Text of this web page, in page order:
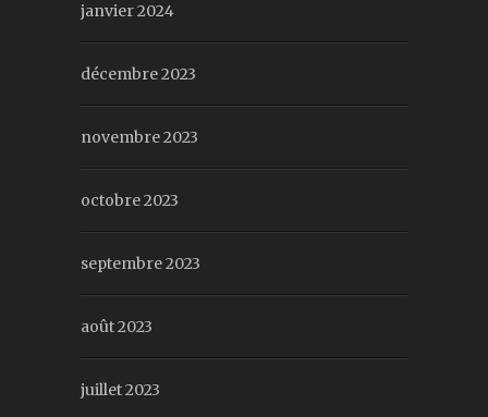
janvier 2024
décembre 2023
novembre 2023
octobre 2023
septembre 2023
août 2023
juillet 2023